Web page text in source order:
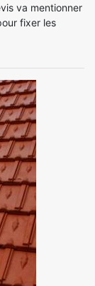
va mentionner
fixer les